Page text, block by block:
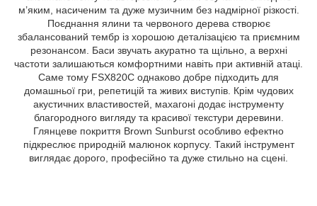
м’яким, насиченим та дуже музичним без надмірної різкості.
Поєднання ялини та червоного дерева створює
збалансований тембр із хорошою деталізацією та приємним
резонансом. Баси звучать акуратно та щільно, а верхні
частоти залишаються комфортними навіть при активній атаці.
Саме тому FSX820C однаково добре підходить для
домашньої гри, репетицій та живих виступів. Крім чудових
акустичних властивостей, махагоні додає інструменту
благородного вигляду та красивої текстури деревини.
Глянцеве покриття Brown Sunburst особливо ефектно
підкреслює природній малюнок корпусу. Такий інструмент
виглядає дорого, професійно та дуже стильно на сцені.